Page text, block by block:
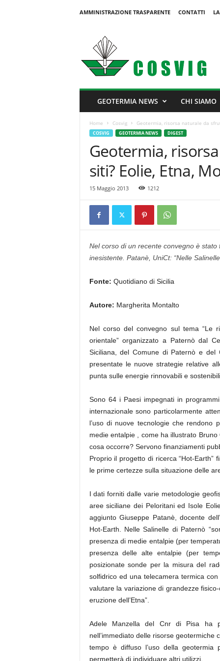
AMMINISTRAZIONE TRASPARENTE CONTATTI
GEOTERMIA NEWS CHI SIAMO
Home Cosvig Geotermia, risorsa naturale da
COSVIG GEOTERMIA NEWS DIGEST
Geotermia,
siti? Eolie, Etna,
15 Maggio 2013 1212
Nel corso di un recente convegno è
inesistente. Patanè, UniCt: “Nelle
Fonte: Quotidiano di Sicilia
Autore: Margherita Montalto
Nel corso del convegno sul tema “Le
orientale” organizzato a Paternò dal
Siciliana, del Comune di Paternò e del
presentate le nuove strategie relative
punta sulle energie rinnovabili e
Sono 64 i Paesi impegnati in
internazionale sono particolarmente
l’uso di nuove tecnologie che rendono
medie entalpie , come ha illustrato
cosa occorre? Servono finanziamenti
Proprio il progetto di ricerca “Hot-
le prime certezze sulla situazione delle
I dati forniti dalle varie metodologie
aree siciliane dei Peloritani ed Isole
aggiunto Giuseppe Patanè, docente
Hot-Earth. Nelle Salinelle di Paternò
presenza di medie entalpie (per
presenza delle alte entalpie (per
posizionate sonde per la misura del
solfidrico ed una telecamera termica
valutare la variazione di grandezze
eruzione dell’Etna”.
Adele Manzella del Cnr di Pisa ha
nell’immediato delle risorse geotermiche
tempo è diffuso l’uso della
permetterà di individuare altri utilizzi.